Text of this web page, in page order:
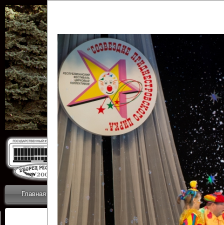
Главная Приветствие Коллективы Новости
ОТЧЕТЫ ГКЦ